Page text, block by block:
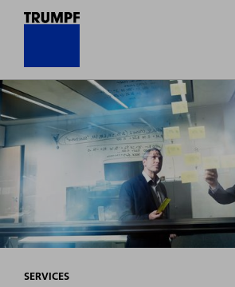
SERVICES